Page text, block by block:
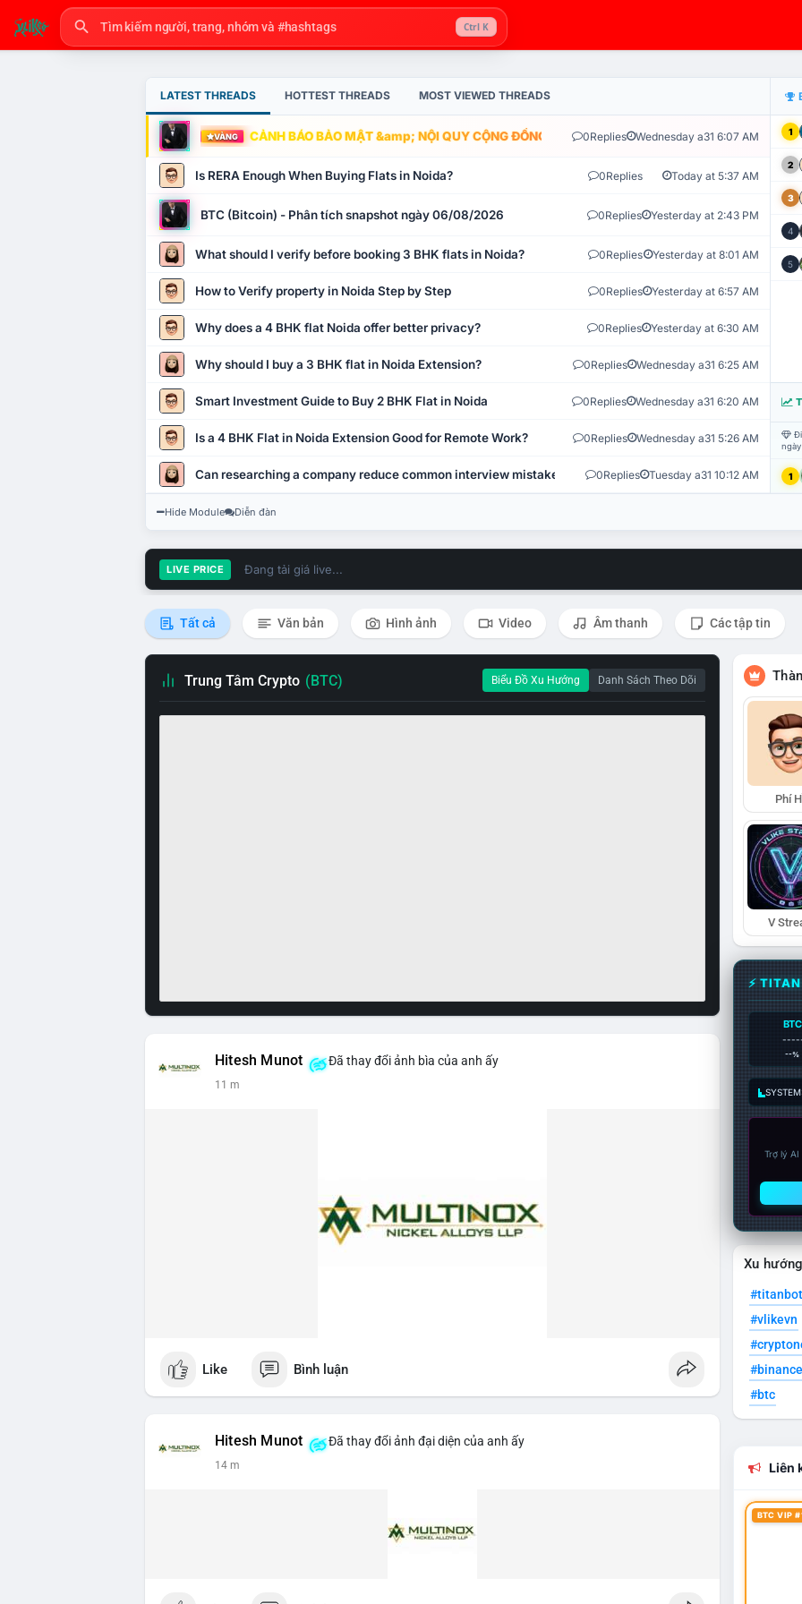
Ctrl K
LATEST THREADS HOTTEST THREADS MOST VIEWED THREADS
VÀNG CẢNH BÁO BẢO MẬT &amp; NỘI QUY CỘNG ĐỒNG VLIKE.VN: HỆ THỐNG GIÁM SÁT TỰ
0Replies Wednesday a31 6:07 AM
Is RERA Enough When Buying Flats in Noida? 0Replies Today at 5:37 AM
BTC (Bitcoin) - Phân tích snapshot ngày 06/08/2026 0Replies Yesterday at 2:43 PM
What should I verify before booking 3 BHK flats in Noida? 0Replies Yesterday at 8:01 AM
How to Verify property in Noida Step by Step 0Replies Yesterday at 6:57 AM
Why does a 4 BHK flat Noida offer better privacy? 0Replies Yesterday at 6:30 AM
Why should I buy a 3 BHK flat in Noida Extension? 0Replies Wednesday a31 6:25 AM
Smart Investment Guide to Buy 2 BHK Flat in Noida 0Replies Wednesday a31 6:20 AM
Is a 4 BHK Flat in Noida Extension Good for Remote Work? 0Replies Wednesday a31 5:26 AM
Can researching a company reduce common interview mistakes? 0Replies Tuesday a31 10:12 AM
1
2
3
4
5
1
Hide Module Diễn đàn
LIVE PRICE Đang tải giá live...
Tất cả Văn bản Hình ảnh Video Âm thanh Các tập tin
Trung Tâm Crypto (BTC) Biểu Đồ Xu Hướng Danh Sách Theo Dõi
Hitesh Munot Đã thay đổi ảnh bìa của anh ấy
11 m
Like Bình luận
Hitesh Munot Đã thay đổi ảnh đại diện của anh ấy
14 m
Phí
V
⚡
BTC
--%
Trợ lý
Xu
#titanbot
#vlikevn
#btc
Liên
BTC VIP